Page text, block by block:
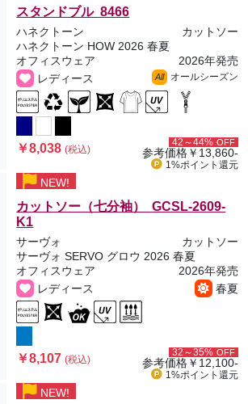
スタンドブル 8466
ハネクトーン
カットソー
ハネクトーン HOW 2026 春夏
オフィスウェア
2026年発売
レディース
All オールシーズン
￥8,038(税込)
42～44% OFF
参考価格￥13,860-
1%ポイント 還元
NEW!
カットソー（七分袖） GCSL-2609-
K1
サーヴォ
カットソー
サーヴォ SERVO グロウ 2026 春夏
オフィスウェア
2026年発売
レディース
春夏
￥8,107(税込)
32～35% OFF
参考価格￥12,100-
1%ポイント 還元
NEW!